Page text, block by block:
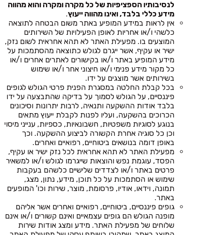
לנסיבותיו הספציפיות של כל מקרה ומקרה והוא מהווה
מידע כללי בלבד, ואינו מהווה ייעוץ.
אין לראות במידע המופיע באתר משום הבטחה לתוצאה
כלשהי ו/או אחריות לאופן הפעילויות של השירותים
המוצעים בו. מפעילת האתר לא תהא אחראית לשום נזק,
ישיר או עקיף, אשר ייגרם לגולש כתוצאה מהסתמכות על
מידע המופיע באתר ו/או בקישורים לאתרים אחרים ו/או
כל מקור מידע פנימי ו/או חיצוני אחר ו/או שימוש
בשירותים אשר מוצגים על ידו.
בכל קבלת החלטה במסגרת הפנית פרטי הגולש לגופים
פיננסיים, על הגולש לסמוך על בדיקה שהתבצעה על ידו
בלבד אודות ההשקעה ותנאיה, לרבות יתרונות וסיכונים
הכרוכים בהשקעה, ועליו לפנות לקבלת ייעוץ מתאים
בנוגע לסוגיות משפטיות, חשבונאיות, כספיות, ענייני מיסוי
וכן כל סוגיה אחרת הקשורה לביצוע ההשקעה. וכך
באופן דומה בנושאים ביטוחיים, רפואיים ואחרים.
מפעילת האתר לא תהא אחראית לכל נזק ישיר או עקיף,
הפסד, עוגמת נפש והוצאות שייגרמו לגולש ו/או למשאיר
פרטים באתר ו/או לצדדים שלישיים כלשהם בעקבות
שימוש או הסתמכות על כל תוכן, מידע, נתון, מצג,
תמונה, וידאו, אודיו, פרסומת, מוצר, שירות וכו' המופעים
באתר.
גופים פיננסיים, ביטוחיים, רפואיים ואחרים אשר אליהם
מופנה הגולש הם גופים עצמאיים ואינם קשורים ו/או אינם
שלוחים של מפעילת האתר. מידע ומצג אודות שירות